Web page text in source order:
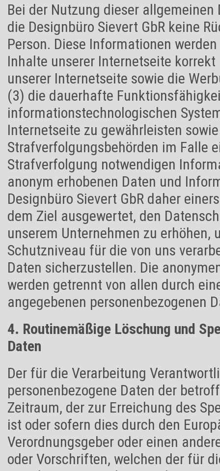
Bei der Nutzung dieser
die Designbüro Sievert GbR keine
Person. Diese Informationen
Inhalte unserer Internetseite
unserer Internetseite sowie die
(3) die dauerhafte
informationstechnologischen
Internetseite zu gewährleisten
Strafverfolgungsbehörden im Falle
Strafverfolgung notwendigen
anonym erhobenen Daten und
Designbüro Sievert GbR daher
dem Ziel ausgewertet, den
unserem Unternehmen zu
Schutzniveau für die von uns
Daten sicherzustellen. Die
werden getrennt von allen durch
angegebenen personenbezogenen
4. Routinemäßige Löschung und
Daten
Der für die Verarbeitung
personenbezogene Daten der
Zeitraum, der zur Erreichung des
ist oder sofern dies durch den
Verordnungsgeber oder einen
oder Vorschriften, welchen der für